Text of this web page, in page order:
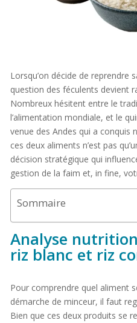
Lorsqu’on décide de reprendre
question des féculents devient
Nombreux hésitent entre le
l’alimentation mondiale, et le
venue des Andes qui a conquis
ces deux aliments n’est pas
décision stratégique qui
gestion de la faim et, in fine,
Sommaire
Analyse
riz blanc et riz
Pour comprendre quel aliment
démarche de minceur, il faut
Bien que ces deux produits se